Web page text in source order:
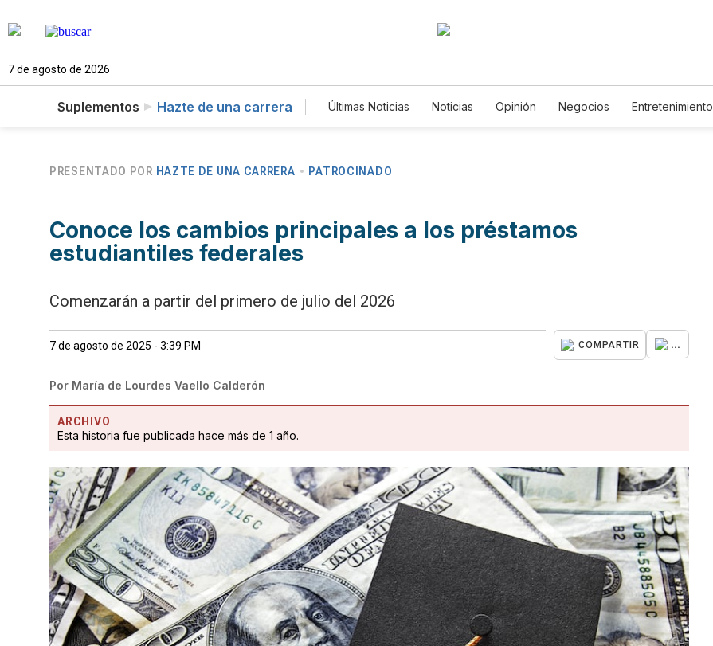
7 de agosto de 2026
Suplementos Hazte de una carrera Últimas Noticias Noticias Opinión Negocios Entretenimiento
PRESENTADO POR HAZTE DE UNA CARRERA PATROCINADO
Conoce los cambios principales a los préstamos
estudiantiles federales
Comenzarán a partir del primero de julio del 2026
7 de agosto de 2025 - 3:39 PM COMPARTIR ...
Por María de Lourdes Vaello Calderón
ARCHIVO
Esta historia fue publicada hace más de 1 año.